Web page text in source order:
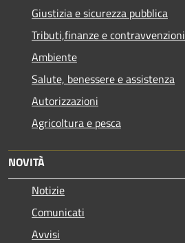
Giustizia e sicurezza pubblica
Tributi,finanze e contravvenzioni
Ambiente
Salute, benessere e assistenza
Autorizzazioni
Agricoltura e pesca
NOVITÀ
Notizie
Comunicati
Avvisi